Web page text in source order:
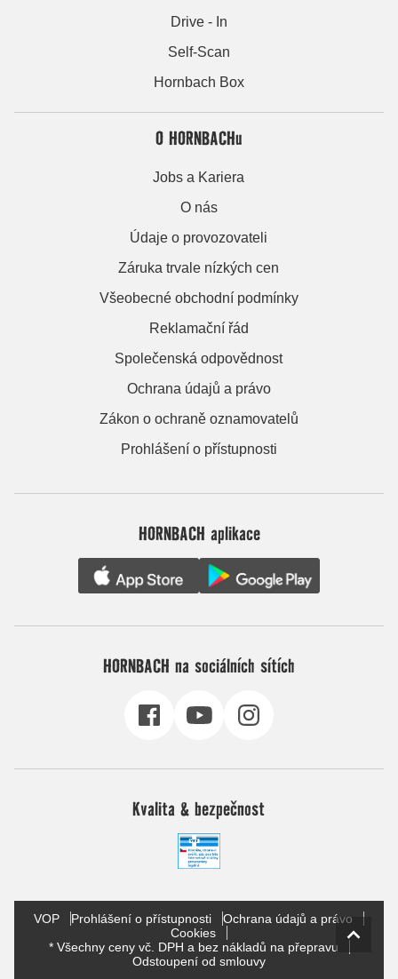
Drive - In
Self-Scan
Hornbach Box
O HORNBACHu
Jobs a Kariera
O nás
Údaje o provozovateli
Záruka trvale nízkých cen
Všeobecné obchodní podmínky
Reklamační řád
Společenská odpovědnost
Ochrana údajů a právo
Zákon o ochraně oznamovatelů
Prohlášení o přístupnosti
HORNBACH aplikace
HORNBACH na sociálních sítích
Kvalita & bezpečnost
VOP Prohlášení o přístupnosti
Ochrana údajů a právo
Cookies
* Všechny ceny vč. DPH a bez nákladů na přepravu
Odstoupení od smlouvy